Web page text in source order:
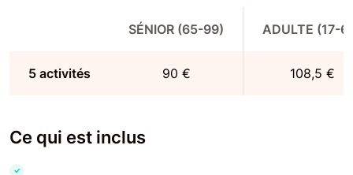
SÉNIOR (65-99) ADULTE (17-
5 activités 90 € 108,5 €
Ce qui est inclus